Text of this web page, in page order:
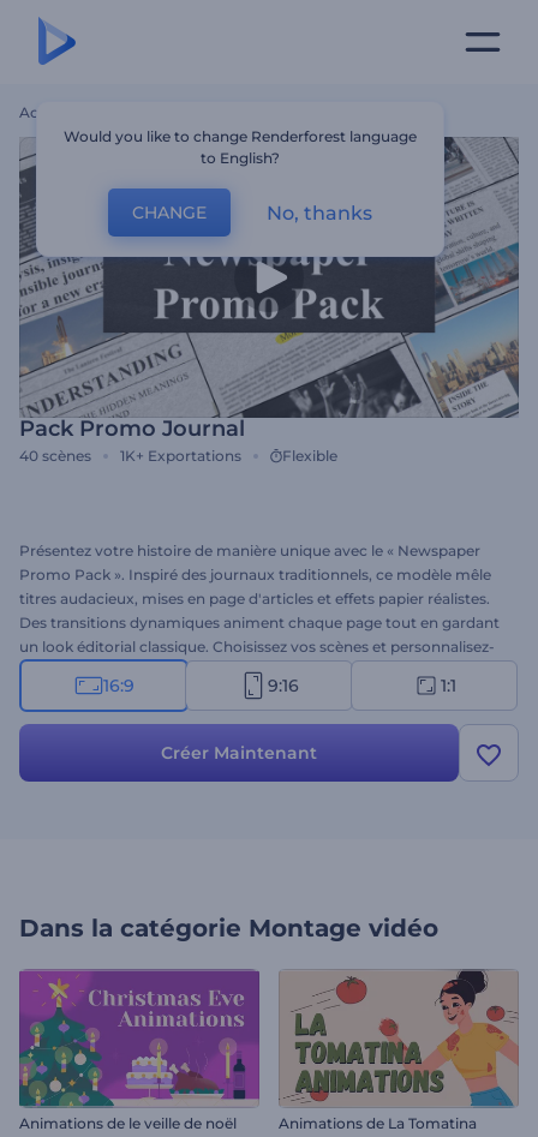
Accueil
Pack Promo Journal
40 scènes 1K+ Exportations Flexible
Présentez votre histoire de manière unique avec le « Newspaper
Promo Pack ». Inspiré des journaux traditionnels, ce modèle mêle
titres audacieux, mises en page d'articles et effets papier réalistes.
Des transitions dynamiques animent chaque page tout en gardant
un look éditorial classique. Choisissez vos scènes et personnalisez-
les avec vos messages, logos, images et vidéos. Créez dès
maintenant et donnez vie à vos récits dans un style inspiré de la
16:9 9:16 1:1
Créer Maintenant
Dans la catégorie Montage vidéo
Animations de le veille de noël Animations de La Tomatina
Would you like to change Renderforest language
to English?
CHANGE No, thanks